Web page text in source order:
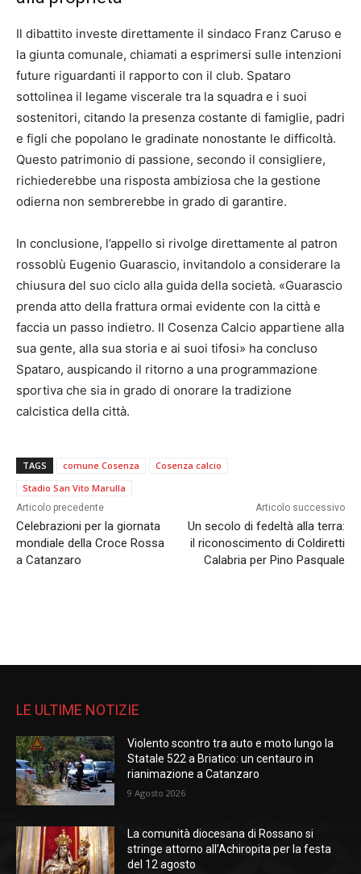
Il dibattito investe direttamente il sindaco Franz Caruso e
la giunta comunale, chiamati a esprimersi sulle intenzioni
future riguardanti il rapporto con il club. Spataro
sottolinea il legame viscerale tra la squadra e i suoi
sostenitori, citando la presenza costante di famiglie, padri
e figli che popolano le gradinate nonostante le difficoltà.
Questo patrimonio di passione, secondo il consigliere,
richiederebbe una risposta ambiziosa che la gestione
odierna non sembrerebbe in grado di garantire.
In conclusione, l’appello si rivolge direttamente al patron
rossoblù Eugenio Guarascio, invitandolo a considerare la
chiusura del suo ciclo alla guida della società. «Guarascio
prenda atto della frattura ormai evidente con la città e
faccia un passo indietro. Il Cosenza Calcio appartiene alla
sua gente, alla sua storia e ai suoi tifosi» ha concluso
Spataro, auspicando il ritorno a una programmazione
sportiva che sia in grado di onorare la tradizione
calcistica della città.
TAGS comune Cosenza
Cosenza calcio
Stadio San Vito Marulla
Articolo precedente
Celebrazioni per la giornata
mondiale della Croce Rossa
a Catanzaro
Articolo successivo
Un secolo di fedeltà alla terra:
il riconoscimento di Coldiretti
Calabria per Pino Pasquale
LE ULTIME NOTIZIE
Violento scontro tra auto e moto lungo la
Statale 522 a Briatico: un centauro in
rianimazione a Catanzaro
9 Agosto 2026
La comunità diocesana di Rossano si
stringe attorno all’Achiropita per la festa
del 12 agosto